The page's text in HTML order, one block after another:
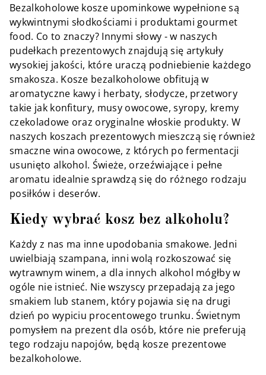
Bezalkoholowe kosze upominkowe wypełnione są
wykwintnymi słodkościami i produktami gourmet
food. Co to znaczy? Innymi słowy - w naszych
pudełkach prezentowych znajdują się artykuły
wysokiej jakości, które uraczą podniebienie każdego
smakosza. Kosze bezalkoholowe obfitują w
aromatyczne kawy i herbaty, słodycze, przetwory
takie jak konfitury, musy owocowe, syropy, kremy
czekoladowe oraz oryginalne włoskie produkty. W
naszych koszach prezentowych mieszczą się również
smaczne wina owocowe, z których po fermentacji
usunięto alkohol. Świeże, orzeźwiające i pełne
aromatu idealnie sprawdzą się do różnego rodzaju
posiłków i deserów.
Kiedy wybrać kosz bez alkoholu?
Każdy z nas ma inne upodobania smakowe. Jedni
uwielbiają szampana, inni wolą rozkoszować się
wytrawnym winem, a dla innych alkohol mógłby w
ogóle nie istnieć. Nie wszyscy przepadają za jego
smakiem lub stanem, który pojawia się na drugi
dzień po wypiciu procentowego trunku. Świetnym
pomysłem na prezent dla osób, które nie preferują
tego rodzaju napojów, będą kosze prezentowe
bezalkoholowe.